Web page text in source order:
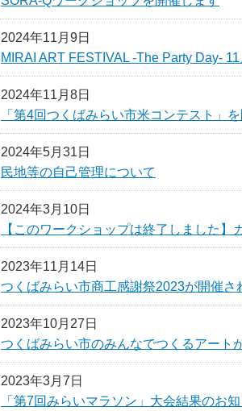
2024年11月9日
MIRAI ART FESTIVAL -The Party Day-
2024年11月8日
「第4回つくばみらい市米コンテスト」を
2024年5月31日
民地等の自己管理について
2024年3月10日
【このワークショップは終了しました
2023年11月14日
つくばみらい市商工感謝祭2023が開催さ
2023年10月27日
つくばみらい市のみんなでつくるアート
2023年3月7日
「第7回みらいマラソン」大会結果のお